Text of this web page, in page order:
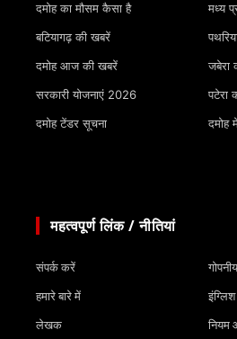
दमोह का मौसम कैसा है
बटियागढ़ की खबरें
दमोह आज की खबरें
सरकारी योजनाएं 2026
दमोह टेंडर सूचना
मध्य
जबेरा
पटेरा
दमोह
महत्वपूर्ण लिंक / नीतियां
संपर्क करें
हमारे बारे में
लेखक
नियम